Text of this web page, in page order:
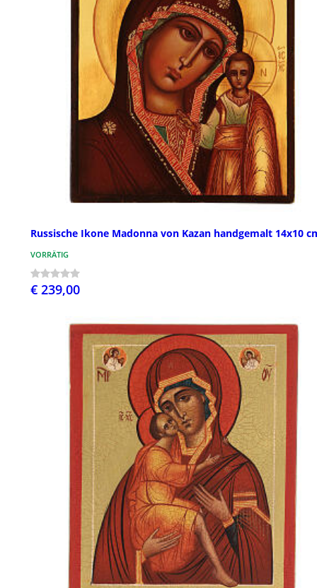
Russische Ikone Madonna von Kazan handgemalt 14x10
VORRÄTIG
€ 239,00